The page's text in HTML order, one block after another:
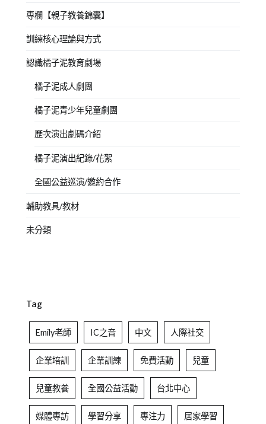
專欄【親子教養錦囊】
訓練核心理論與方式
認識橘子泥教育劇場
橘子泥成人劇團
橘子泥青少年兒童劇團
歷次演出劇碼介紹
橘子泥演出紀錄/花絮
全國公益巡演/邀約合作
輔助教具/教材
未分類
Tag
Emily老師 IC之音 中文 人際社交
企業培訓 企業訓練 免費活動 兒童
兒童教養 全國公益活動 台北中心
媒體專訪 學習分享 專注力 居家學習